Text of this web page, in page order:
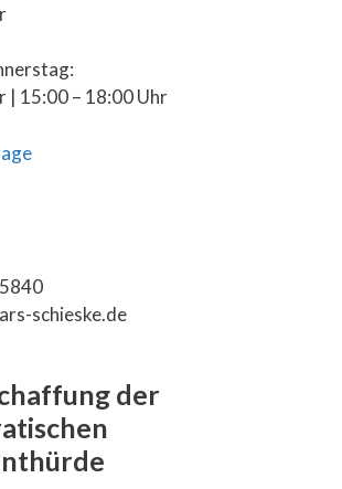
| 15:00 – 18:00 Uhr
schieske.de
der